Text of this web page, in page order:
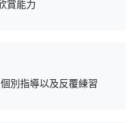
賞能力
別指導以及反覆練習